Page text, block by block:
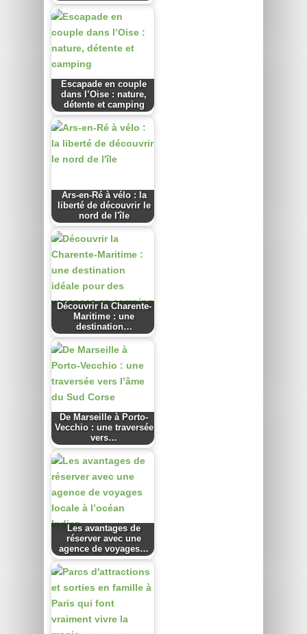
Escapade en couple
dans l’Oise : nature,
détente et camping
Ars-en-Ré à vélo : la
liberté de découvrir le
nord de l'île
Découvrir la Charente-
Maritime : une
destination…
De Marseille à Porto-
Vecchio : une traversée
vers…
Les avantages de
réserver avec une
agence de voyages…